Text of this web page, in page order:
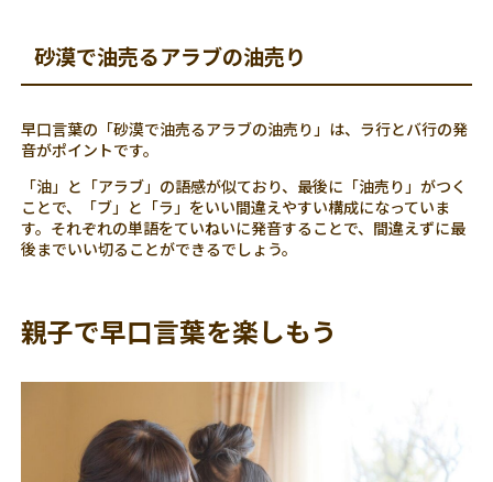
砂漠で油売るアラブの油売り
早口言葉の「砂漠で油売るアラブの油売り」は、ラ行とバ行の発
音がポイントです。
「油」と「アラブ」の語感が似ており、最後に「油売り」がつく
ことで、「ブ」と「ラ」をいい間違えやすい構成になっていま
す。それぞれの単語をていねいに発音することで、間違えずに最
後までいい切ることができるでしょう。
親子で早口言葉を楽しもう